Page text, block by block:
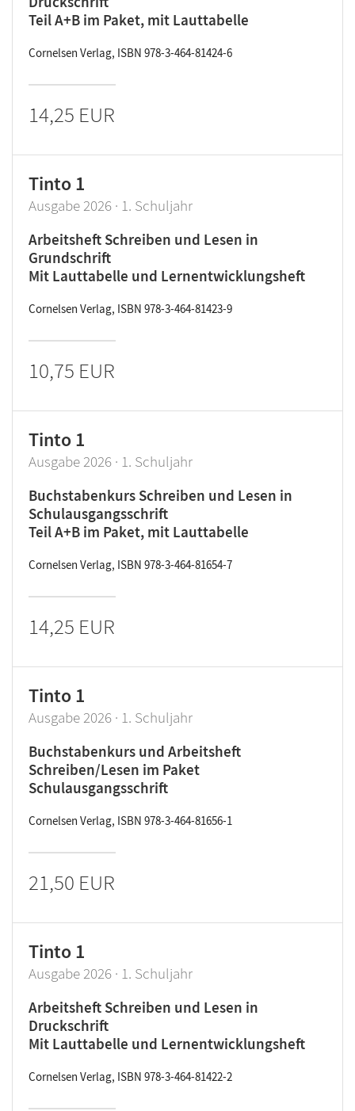
Teil A+B im Paket, mit Lauttabelle
Cornelsen Verlag, ISBN 978-3-464-81424-6
14,25 EUR
Tinto 1
Ausgabe 2026 · 1. Schuljahr
Arbeitsheft Schreiben und Lesen in
Grundschrift
Mit Lauttabelle und Lernentwicklungsheft
Cornelsen Verlag, ISBN 978-3-464-81423-9
10,75 EUR
Tinto 1
Ausgabe 2026 · 1. Schuljahr
Buchstabenkurs Schreiben und Lesen in
Schulausgangsschrift
Teil A+B im Paket, mit Lauttabelle
Cornelsen Verlag, ISBN 978-3-464-81654-7
14,25 EUR
Tinto 1
Ausgabe 2026 · 1. Schuljahr
Buchstabenkurs und Arbeitsheft
Schreiben/Lesen im Paket
Schulausgangsschrift
Cornelsen Verlag, ISBN 978-3-464-81656-1
21,50 EUR
Tinto 1
Ausgabe 2026 · 1. Schuljahr
Arbeitsheft Schreiben und Lesen in
Druckschrift
Mit Lauttabelle und Lernentwicklungsheft
Cornelsen Verlag, ISBN 978-3-464-81422-2